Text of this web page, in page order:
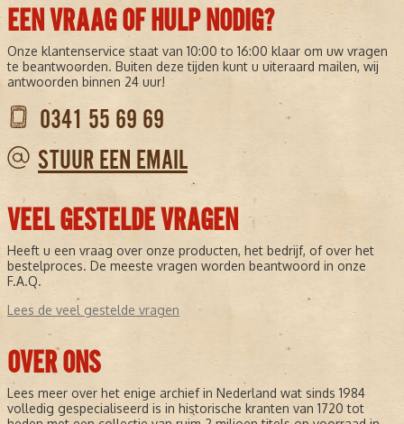
toevoeging wasEDtv , waarmee lokale nieuwsfeiten in
videoformaat worden gebracht. Deze korte nieuwsfilmpjes zijn te
zien op de website van het ED.
Vanafaugustus 2008introduceerde het Eindhovens Dagblad
diverseweblogsopED.nl, waaronder:
PSV-blog– voor voetbalnieuws en analyses
Misdaadblog– voor misdaad- en rechercheverslaggeving
Regionale blogs– zoals over Veldhoven en Nuenen
Met deze blogs wilde de redactie meer inzicht geven in het werk
van journalisten en extra achtergronden bieden aan lezers. Dit
paste in de bredere trend van transparante en interactieve
journalistiek.
REDACTIONELE LEIDING
De hoofdredactie van het Eindhovens Dagblad is gevestigd in
. De huidige hoofdredacteur is
die de koers van de krant bepaalt in een snel veranderende
mediawereld.
ERFGOED EN ARCHIEVEN
HetRegionaal Historisch Centrum Eindhoven beheert het
EEN VRAAG OF HULP NODIG?
Onze klantenservice staat van 10:00 to 16:00 klaar om uw vragen
te beantwoorden. Buiten deze tijden kunt u uiteraard mailen, wij
antwoorden binnen 24 uur!
0341 55 69 69
STUUR EEN EMAIL
VEEL GESTELDE VRAGEN
Heeft u een vraag over onze producten, het bedrijf, of over het
bestelproces. De meeste vragen worden beantwoord in onze
F.A.Q.
Lees de veel gestelde vragen
OVER ONS
Lees meer over het enige archief in Nederland wat sinds 1984
volledig gespecialiseerd is in historische kranten van 1720 tot